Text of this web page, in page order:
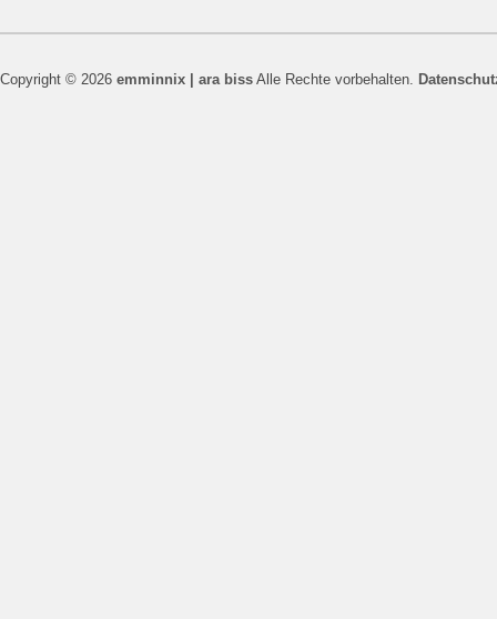
Copyright © 2026 emminnix | ara biss Alle Rechte vorbehalten.